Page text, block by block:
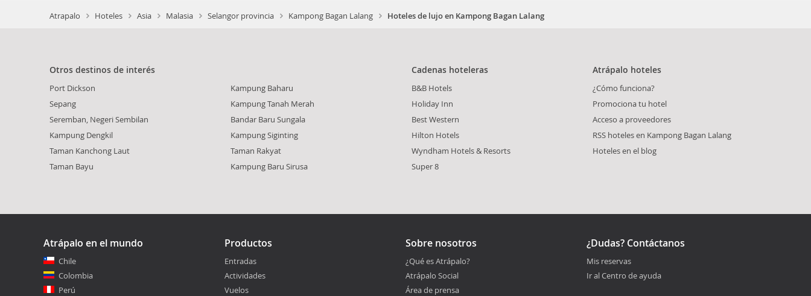
Atrapalo Hoteles Asia Malasia Selangor provincia Kampong Bagan Lalang Hoteles de lujo en Kampong Bagan Lalang
Otros destinos de interés
Port Dickson
Sepang
Seremban, Negeri Sembilan
Kampung Dengkil
Taman Kanchong Laut
Taman Bayu
Kampung Baharu
Kampung Tanah Merah
Bandar Baru Sungala
Kampung Siginting
Taman Rakyat
Kampung Baru Sirusa
Cadenas hoteleras
B&B Hotels
Holiday Inn
Best Western
Hilton Hotels
Wyndham Hotels & Resorts
Super 8
Atrápalo hoteles
¿Cómo funciona?
Promociona tu hotel
Acceso a proveedores
RSS hoteles en Kampong Bagan Lalang
Hoteles en el blog
Atrápalo en el mundo
Chile
Colombia
Perú
Productos
Entradas
Actividades
Vuelos
Sobre nosotros
¿Qué es Atrápalo?
Atrápalo Social
Área de prensa
¿Dudas? Contáctanos
Mis reservas
Ir al Centro de ayuda